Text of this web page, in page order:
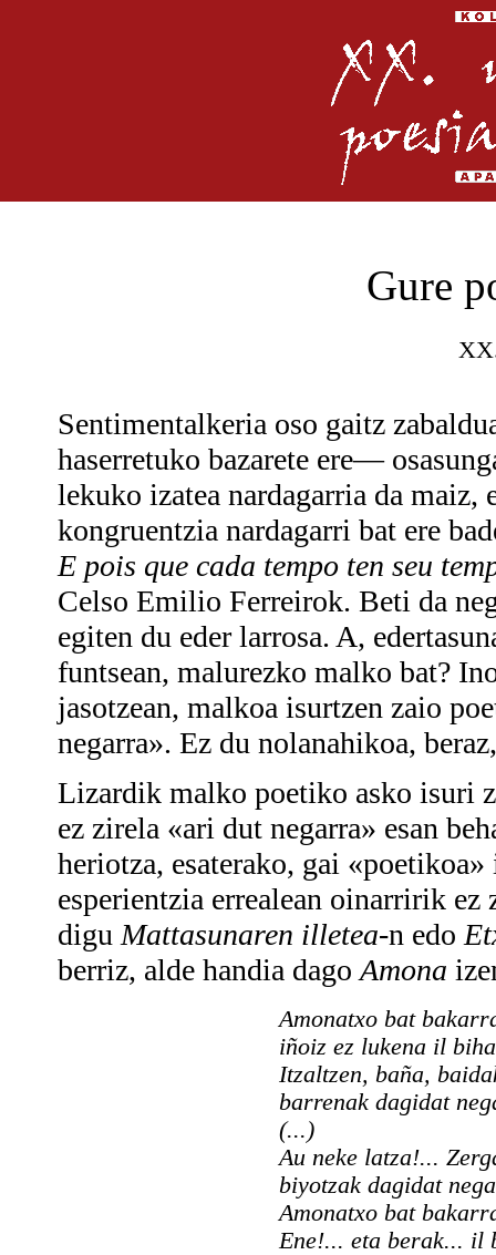
Gure
Sentimentalkeria oso gaitz
haserretuko bazarete ere—
lekuko izatea nardagarria da maiz,
kongruentzia nardagarri bat ere
E pois que cada tempo ten seu
Celso Emilio Ferreirok. Beti da
egiten du eder larrosa. A,
funtsean, malurezko malko bat?
jasotzean, malkoa isurtzen zaio
negarra». Ez du nolanahikoa,
Lizardik malko poetiko asko isuri
ez zirela «ari dut negarra» esan
heriotza, esaterako, gai «poetikoa»
esperientzia errealean oinarririk ez
digu Mattasunaren illetea-n edo
berriz, alde handia dago Amona
Amonatxo bat
iñoiz ez lukena il
Itzaltzen, baña,
barrenak dagidat
(...)
Au neke latza!...
biyotzak dagidat
Amonatxo bat
Ene!... eta berak... il